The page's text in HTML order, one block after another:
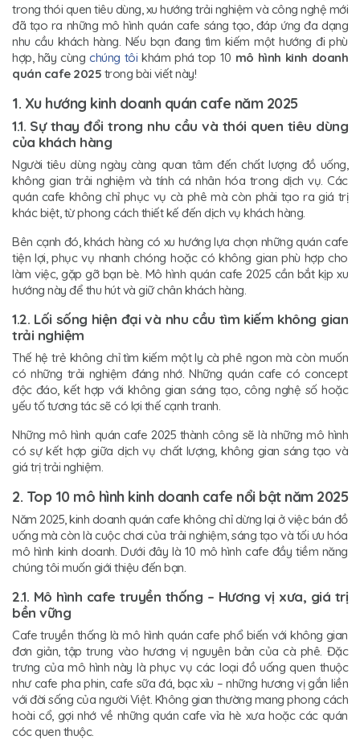
trong thói quen tiêu dùng, xu hướng trải nghiệm và công nghệ mới
đã tạo ra những mô hình quán cafe sáng tạo, đáp ứng đa dạng
nhu cầu khách hàng. Nếu bạn đang tìm kiếm một hướng đi phù
hợp, hãy cùngchúng tôi khám phá top 10 mô hình kinh doanh
quán cafe 2025 trong bài viết này!
1. Xu hướng kinh doanh quán cafe năm 2025
1.1. Sự thay đổi trong nhu cầu và thói quen tiêu dùng
của khách hàng
Người tiêu dùng ngày càng quan tâm đến chất lượng đồ uống,
không gian trải nghiệm và tính cá nhân hóa trong dịch vụ. Các
quán cafe không chỉ phục vụ cà phê mà còn phải tạo ra giá trị
khác biệt, từ phong cách thiết kế đến dịch vụ khách hàng.
Bên cạnh đó, khách hàng có xu hướng lựa chọn những quán cafe
tiện lợi, phục vụ nhanh chóng hoặc có không gian phù hợp cho
làm việc, gặp gỡ bạn bè. Mô hình quán cafe 2025 cần bắt kịp xu
hướng này để thu hút và giữ chân khách hàng.
1.2. Lối sống hiện đại và nhu cầu tìm kiếm không gian
trải nghiệm
Thế hệ trẻ không chỉ tìm kiếm một ly cà phê ngon mà còn muốn
có những trải nghiệm đáng nhớ. Những quán cafe có concept
độc đáo, kết hợp với không gian sáng tạo, công nghệ số hoặc
yếu tố tương tác sẽ có lợi thế cạnh tranh.
Những mô hình quán cafe 2025 thành công sẽ là những mô hình
có sự kết hợp giữa dịch vụ chất lượng, không gian sáng tạo và
giá trị trải nghiệm.
2. Top 10 mô hình kinh doanh cafe nổi bật năm 2025
Năm 2025, kinh doanh quán cafe không chỉ dừng lại ở việc bán đồ
uống mà còn là cuộc chơi của trải nghiệm, sáng tạo và tối ưu hóa
mô hình kinh doanh. Dưới đây là 10 mô hình cafe đầy tiềm năng
chúng tôi muốn giới thiệu đến bạn.
2.1. Mô hình cafe truyền thống – Hương vị xưa, giá trị
bền vững
Cafe truyền thống là mô hình quán cafe phổ biến với không gian
đơn giản, tập trung vào hương vị nguyên bản của cà phê. Đặc
trưng của mô hình này là phục vụ các loại đồ uống quen thuộc
như cafe pha phin, cafe sữa đá, bạc xỉu – những hương vị gắn liền
với đời sống của người Việt. Không gian thường mang phong cách
hoài cổ, gợi nhớ về những quán cafe vỉa hè xưa hoặc các quán
cóc quen thuộc.